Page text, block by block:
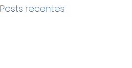
Posts recentes